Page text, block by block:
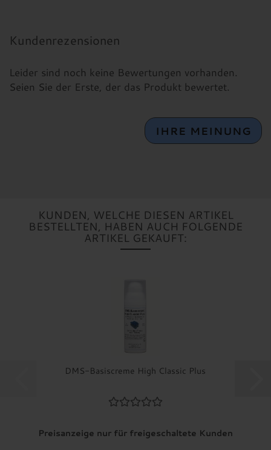
Kundenrezensionen
Leider sind noch keine Bewertungen vorhanden.
Seien Sie der Erste, der das Produkt bewertet.
IHRE MEINUNG
KUNDEN, WELCHE DIESEN ARTIKEL
BESTELLTEN, HABEN AUCH FOLGENDE
ARTIKEL GEKAUFT:
DMS-Basiscreme High Classic Plus
Preisanzeige nur für freigeschaltete Kunden